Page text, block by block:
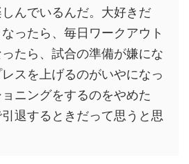
んでいるんだ。大好きだ
ったら、毎日ワークアウト
たら、試合の準備が嫌にな
スを上げるのがいやになっ
ニングをするのをやめた
退するときだって思うと思